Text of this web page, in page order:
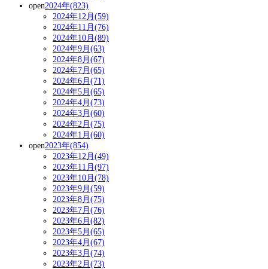
open2024年(823)
2024年12月(59)
2024年11月(76)
2024年10月(89)
2024年9月(63)
2024年8月(67)
2024年7月(65)
2024年6月(71)
2024年5月(65)
2024年4月(73)
2024年3月(60)
2024年2月(75)
2024年1月(60)
open2023年(854)
2023年12月(49)
2023年11月(97)
2023年10月(78)
2023年9月(59)
2023年8月(75)
2023年7月(76)
2023年6月(82)
2023年5月(65)
2023年4月(67)
2023年3月(74)
2023年2月(73)